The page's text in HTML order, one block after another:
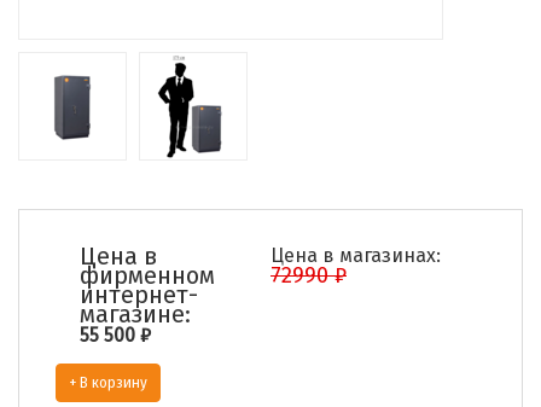
Цена в
фирменном
интернет-
магазине:
55 500 ₽
Цена в магазинах:
72990 ₽
+ В корзину